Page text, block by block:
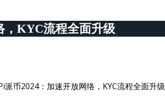
，KYC流程全面升级
派币2024：加速开放网络，KYC流程全面升级